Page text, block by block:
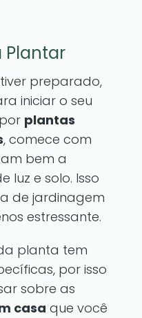
Plantar
preparado,
iniciar o seu
plantas
, comece com
bem a
luz e solo. Isso
de jardinagem
estressante.
planta tem
por isso
sobre as
casa que você